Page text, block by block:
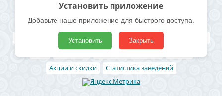
персональных данных - Политика конфиденциальности
Полезные ссылки
Все бани и сауны Поиск по карте Владельцам
Акции и скидки
Статистика заведений
Установить приложение
Добавьте наше приложение для быстрого доступа.
Установить Закрыть